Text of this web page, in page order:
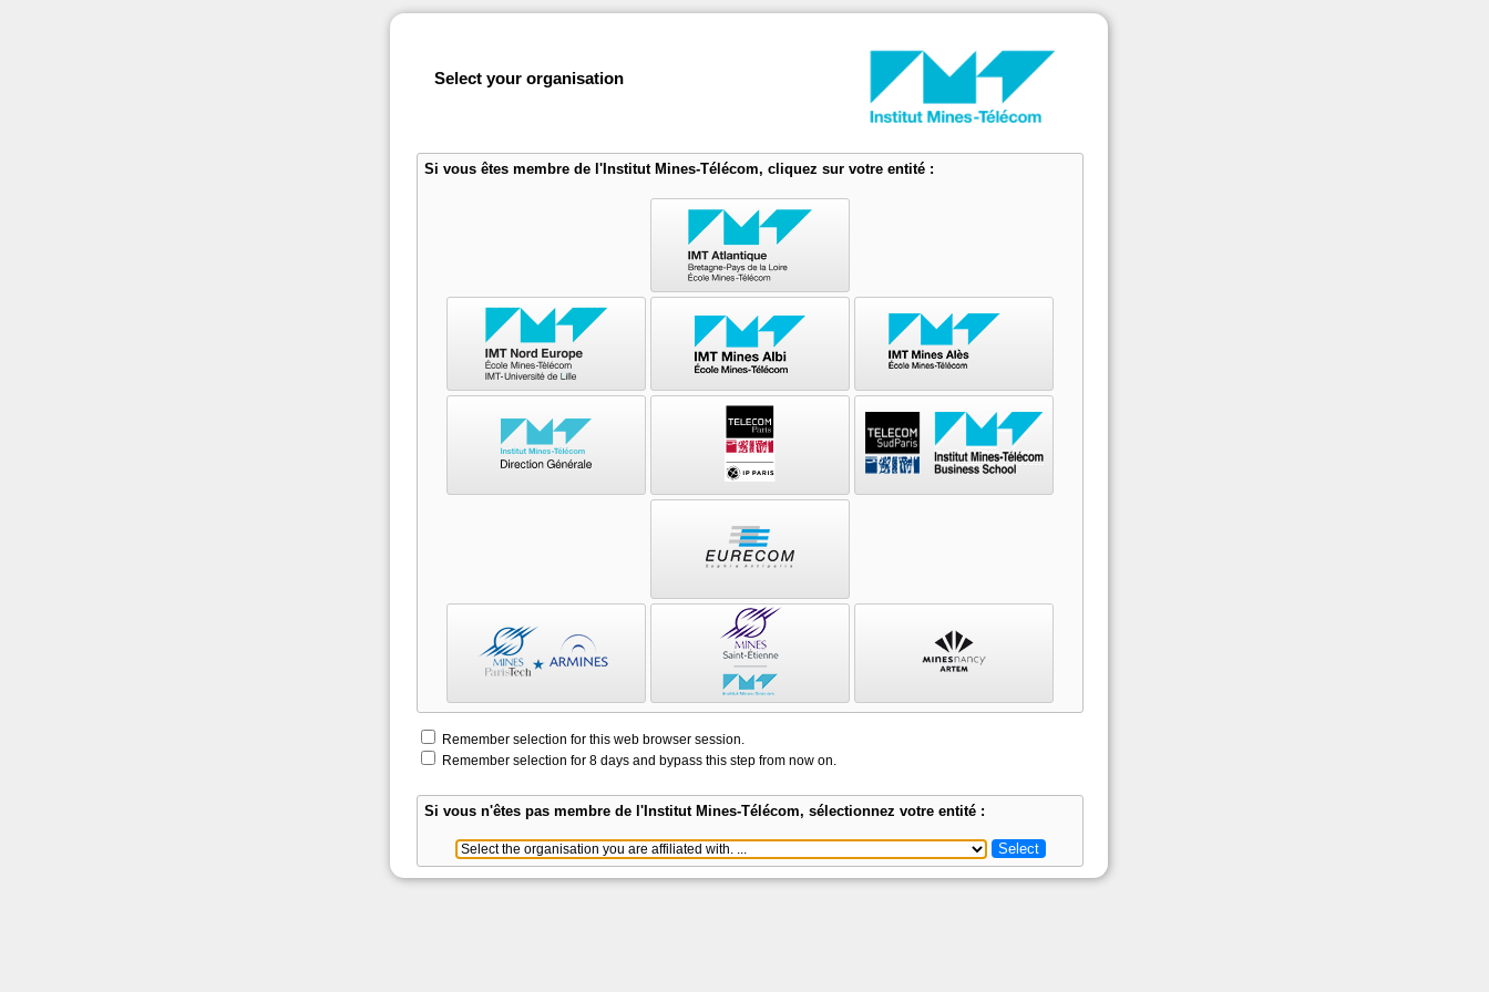
Select your organisation
Si vous êtes membre de l'Institut Mines-Télécom, cliquez sur votre entité :
Remember selection for this web browser session.
Remember selection for 8 days and bypass this step from now on.
Si vous n'êtes pas membre de l'Institut Mines-Télécom, sélectionnez votre entité :